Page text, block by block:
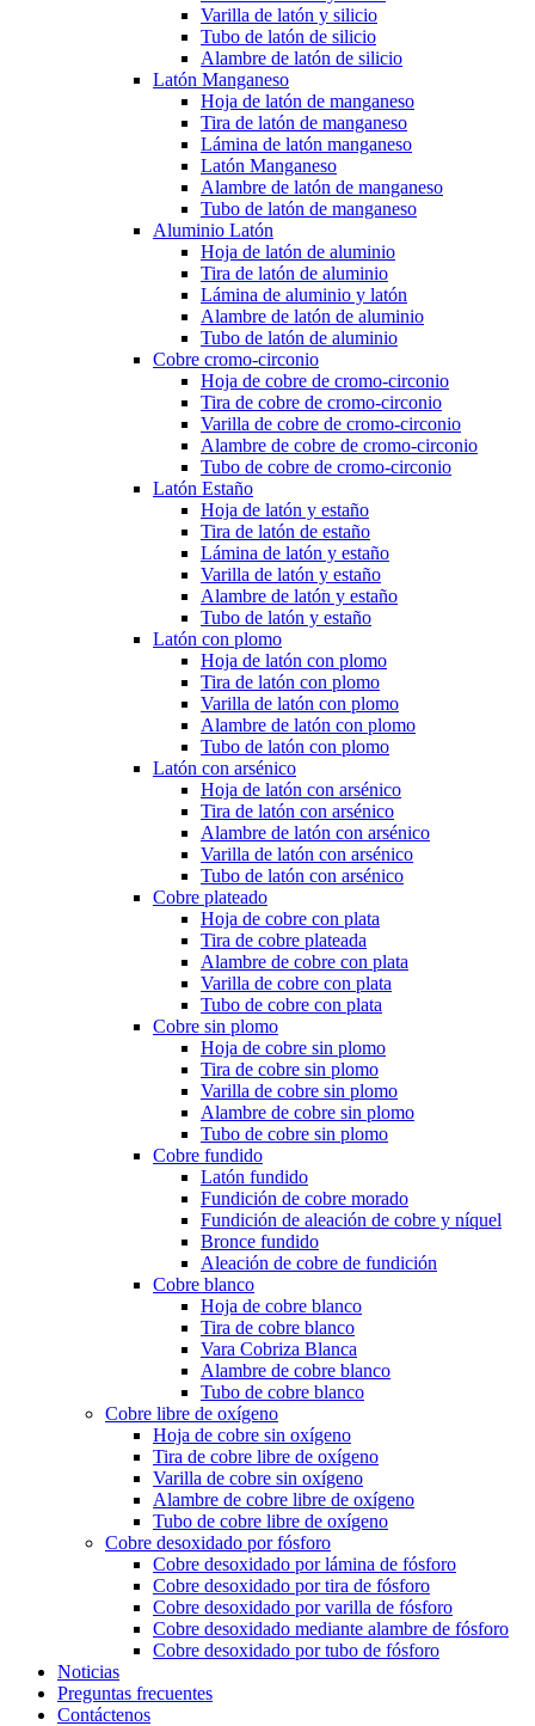
Varilla de latón y silicio
Tubo de latón de silicio
Alambre de latón de silicio
Latón Manganeso
Hoja de latón de manganeso
Tira de latón de manganeso
Lámina de latón manganeso
Latón Manganeso
Alambre de latón de manganeso
Tubo de latón de manganeso
Aluminio Latón
Hoja de latón de aluminio
Tira de latón de aluminio
Lámina de aluminio y latón
Alambre de latón de aluminio
Tubo de latón de aluminio
Cobre cromo-circonio
Hoja de cobre de cromo-circonio
Tira de cobre de cromo-circonio
Varilla de cobre de cromo-circonio
Alambre de cobre de cromo-circonio
Tubo de cobre de cromo-circonio
Latón Estaño
Hoja de latón y estaño
Tira de latón de estaño
Lámina de latón y estaño
Varilla de latón y estaño
Alambre de latón y estaño
Tubo de latón y estaño
Latón con plomo
Hoja de latón con plomo
Tira de latón con plomo
Varilla de latón con plomo
Alambre de latón con plomo
Tubo de latón con plomo
Latón con arsénico
Hoja de latón con arsénico
Tira de latón con arsénico
Alambre de latón con arsénico
Varilla de latón con arsénico
Tubo de latón con arsénico
Cobre plateado
Hoja de cobre con plata
Tira de cobre plateada
Alambre de cobre con plata
Varilla de cobre con plata
Tubo de cobre con plata
Cobre sin plomo
Hoja de cobre sin plomo
Tira de cobre sin plomo
Varilla de cobre sin plomo
Alambre de cobre sin plomo
Tubo de cobre sin plomo
Cobre fundido
Latón fundido
Fundición de cobre morado
Fundición de aleación de cobre y níquel
Bronce fundido
Aleación de cobre de fundición
Cobre blanco
Hoja de cobre blanco
Tira de cobre blanco
Vara Cobriza Blanca
Alambre de cobre blanco
Tubo de cobre blanco
Cobre libre de oxígeno
Hoja de cobre sin oxígeno
Tira de cobre libre de oxígeno
Varilla de cobre sin oxígeno
Alambre de cobre libre de oxígeno
Tubo de cobre libre de oxígeno
Cobre desoxidado por fósforo
Cobre desoxidado por lámina de fósforo
Cobre desoxidado por tira de fósforo
Cobre desoxidado por varilla de fósforo
Cobre desoxidado mediante alambre de fósforo
Cobre desoxidado por tubo de fósforo
Noticias
Preguntas frecuentes
Contáctenos